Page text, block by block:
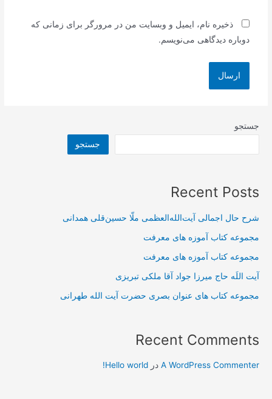
ذخیره نام، ایمیل و وبسایت من در مرورگر برای زمانی که
دوباره دیدگاهی می‌نویسم.
جستجو
جستجو
Recent Posts
شرح حال اجمالی آیت‌الله‌العظمی ملّا حسین‌قلی همدانی
مجموعه کتاب آموزه های معرفت
مجموعه کتاب آموزه های معرفت
آیت اللَه حاج میرزا جواد آقا ملکی تبریزی
مجموعه کتاب های عنوان بصری حضرت آیت الله طهرانی
Recent Comments
A WordPress Commenter درHello world!